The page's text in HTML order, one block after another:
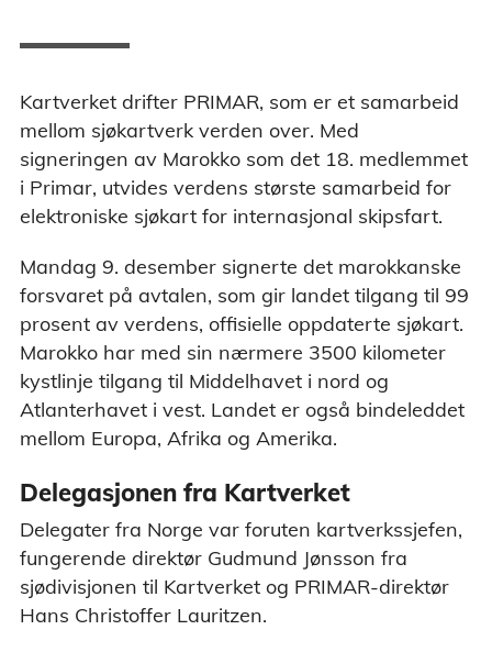
Kartverket drifter PRIMAR, som er et samarbeid
mellom sjøkartverk verden over. Med
signeringen av Marokko som det 18. medlemmet
i Primar, utvides verdens største samarbeid for
elektroniske sjøkart for internasjonal skipsfart.
Mandag 9. desember signerte det marokkanske
forsvaret på avtalen, som gir landet tilgang til 99
prosent av verdens, offisielle oppdaterte sjøkart.
Marokko har med sin nærmere 3500 kilometer
kystlinje tilgang til Middelhavet i nord og
Atlanterhavet i vest. Landet er også bindeleddet
mellom Europa, Afrika og Amerika.
Delegasjonen fra Kartverket
Delegater fra Norge var foruten kartverkssjefen,
fungerende direktør Gudmund Jønsson fra
sjødivisjonen til Kartverket og PRIMAR-direktør
Hans Christoffer Lauritzen.